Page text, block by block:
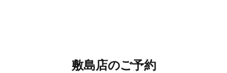
敷島店のご予約